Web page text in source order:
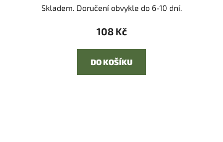
Skladem. Doručení obvykle do 6-10 dní.
108 Kč
DO KOŠÍKU